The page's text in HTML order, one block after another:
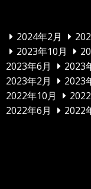
2024年2月
2023年10月
2023年6月
2023
2023年2月
2023
2022年10月
2022年6月
2022